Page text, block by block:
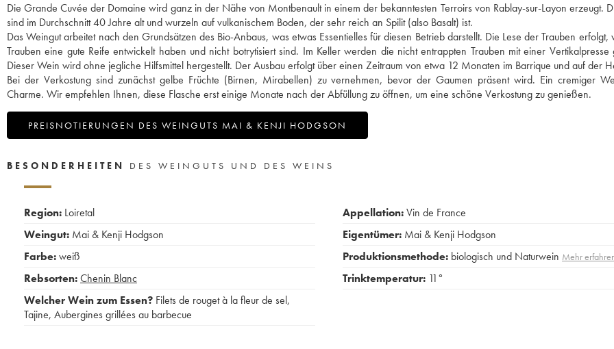
Die Grande Cuvée der Domaine wird ganz in der Nähe von Montbenault in einem der bekanntesten Terroirs von Rablay-sur-Layon erzeugt.
sind im Durchschnitt 40 Jahre alt und wurzeln auf vulkanischem Boden, der sehr reich an Spilit (also Basalt) ist.
Das Weingut arbeitet nach den Grundsätzen des Bio-Anbaus, was etwas Essentielles für diesen Betrieb darstellt. Die Lese der Trauben erfolgt,
Trauben eine gute Reife entwickelt haben und nicht botrytisiert sind. Im Keller werden die nicht entrappten Trauben mit einer Vertikalpresse
Dieser Wein wird ohne jegliche Hilfsmittel hergestellt. Der Ausbau erfolgt über einen Zeitraum von etwa 12 Monaten im Barrique und auf der
Bei der Verkostung sind zunächst gelbe Früchte (Birnen, Mirabellen) zu vernehmen, bevor der Gaumen präsent wird. Ein cremiger
Charme. Wir empfehlen Ihnen, diese Flasche erst einige Monate nach der Abfüllung zu öffnen, um eine schöne Verkostung zu genießen.
PREISNOTIERUNGEN DES WEINGUTS MAI & KENJI HODGSON
BESONDERHEITEN DES WEINGUTS UND DES WEINS
Region: Loiretal
Weingut: Mai & Kenji Hodgson
Farbe:weiß
Rebsorten:Chenin Blanc
Welcher Wein zum Essen? Filets de rouget à la fleur de sel,
Tajine, Aubergines grillées au barbecue
Appellation:Vin de France
Eigentümer: Mai & Kenji Hodgson
Produktionsmethode: biologisch und Naturwein Mehr
Trinktemperatur: 11°